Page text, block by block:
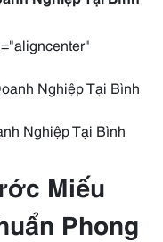
Nghiệp Tại Bình
Miếu
Phong